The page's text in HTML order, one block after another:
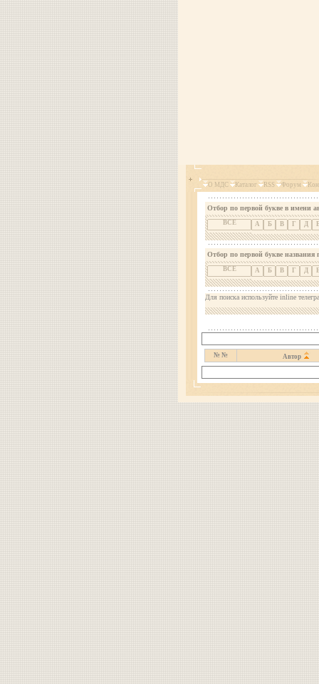
О МДС Каталог RSS Форум
Отбор по первой букве в имени
ВСЕ А Б В Г Д
Отбор по первой букве названия
ВСЕ А Б В Г Д
Для поиска используйте inline
№ № Автор